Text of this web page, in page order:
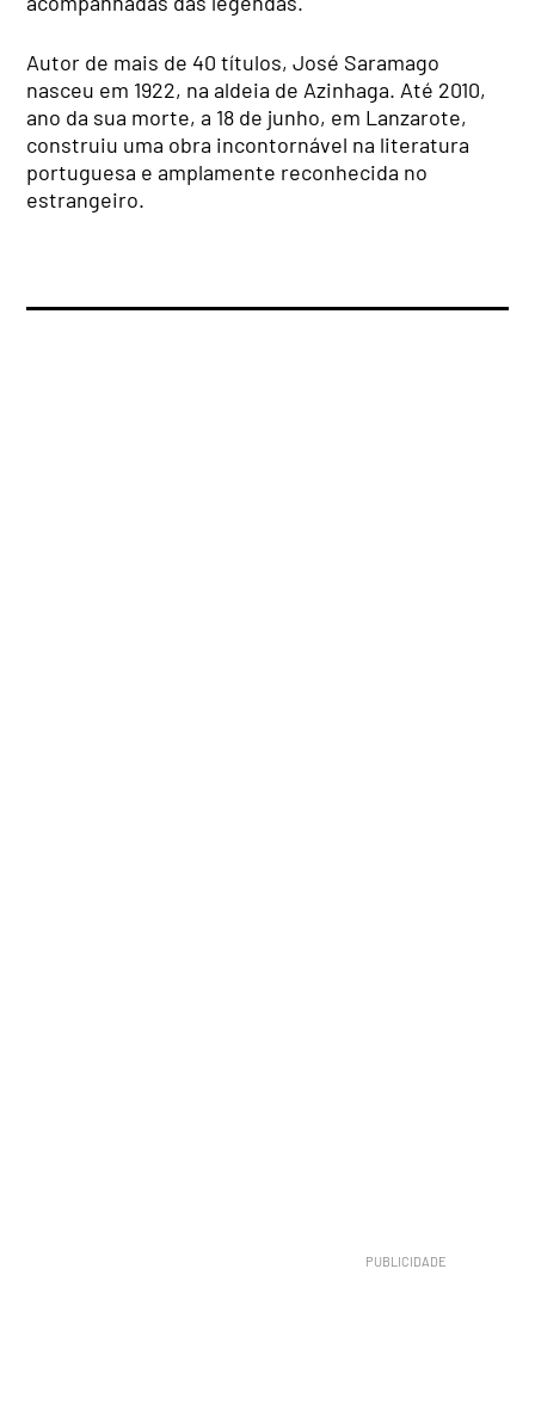
Autor de mais de 40 títulos, José Saramago
nasceu em 1922, na aldeia de Azinhaga. Até 2010,
ano da sua morte, a 18 de junho, em Lanzarote,
construiu uma obra incontornável na literatura
portuguesa e amplamente reconhecida no
estrangeiro.